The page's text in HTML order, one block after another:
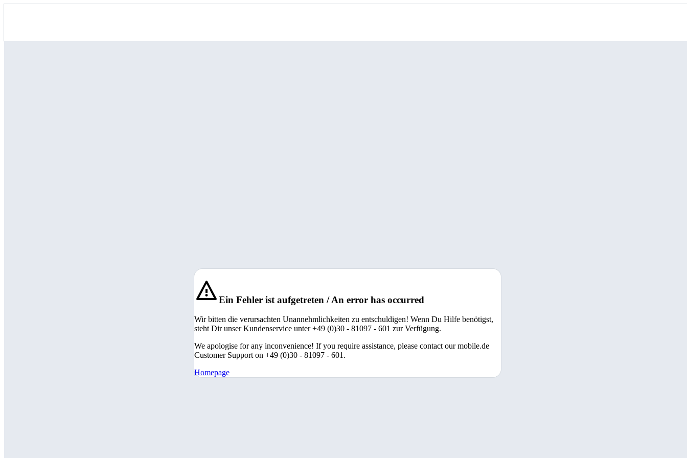
Ein Fehler ist aufgetreten / An error has occurred
Wir bitten die verursachten Unannehmlichkeiten zu entschuldigen! Wenn Du Hilfe benötigst,
steht Dir unser Kundenservice unter +49 (0)30 - 81097 - 601 zur Verfügung.
We apologise for any inconvenience! If you require assistance, please contact our mobile.de
Customer Support on +49 (0)30 - 81097 - 601.
Homepage